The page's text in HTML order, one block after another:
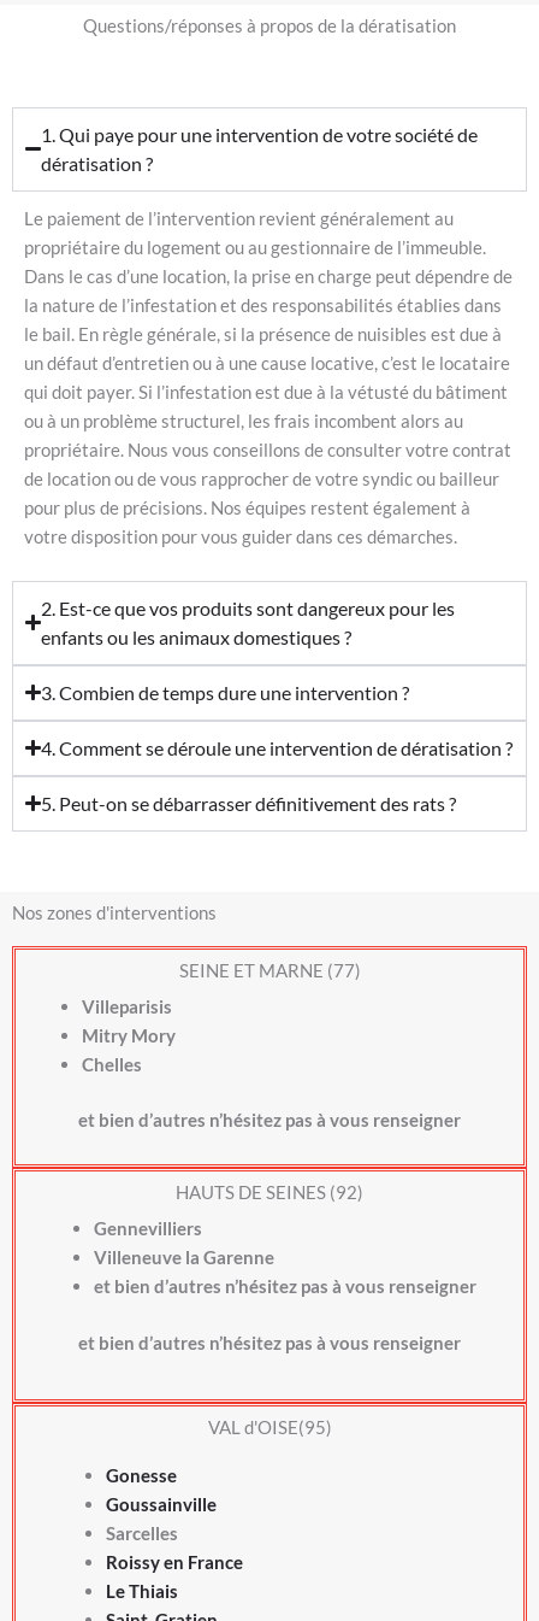
Questions/réponses à propos de la dératisation
1. Qui paye pour une intervention de votre société de
dératisation ?
Le paiement de l’intervention revient généralement au
propriétaire du logement ou au gestionnaire de l’immeuble.
Dans le cas d’une location, la prise en charge peut dépendre de
la nature de l’infestation et des responsabilités établies dans
le bail. En règle générale, si la présence de nuisibles est due à
un défaut d’entretien ou à une cause locative, c’est le locataire
qui doit payer. Si l’infestation est due à la vétusté du bâtiment
ou à un problème structurel, les frais incombent alors au
propriétaire. Nous vous conseillons de consulter votre contrat
de location ou de vous rapprocher de votre syndic ou bailleur
pour plus de précisions. Nos équipes restent également à
votre disposition pour vous guider dans ces démarches.
2. Est-ce que vos produits sont dangereux pour les
enfants ou les animaux domestiques ?
3. Combien de temps dure une intervention ?
4. Comment se déroule une intervention de dératisation ?
5. Peut-on se débarrasser définitivement des rats ?
Nos zones d'interventions
SEINE ET MARNE (77)
Villeparisis
Mitry Mory
Chelles
et bien d’autres n’hésitez pas à vous renseigner
HAUTS DE SEINES (92)
Gennevilliers
Villeneuve la Garenne
et bien d’autres n’hésitez pas à vous renseigner
et bien d’autres n’hésitez pas à vous renseigner
VAL d'OISE(95)
Gonesse
Goussainville
Sarcelles
Roissy en France
Le Thiais